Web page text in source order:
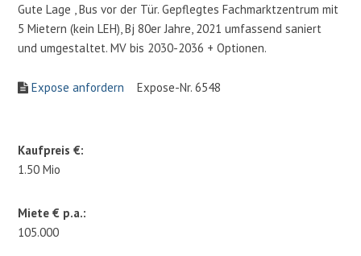
Gute Lage , Bus vor der Tür. Gepflegtes Fachmarktzentrum mit
5 Mietern (kein LEH), Bj 80er Jahre, 2021 umfassend saniert
und umgestaltet. MV bis 2030-2036 + Optionen.
Expose anfordern Expose-Nr. 6548
Kaufpreis €:
1.50 Mio
Miete € p.a.:
105.000